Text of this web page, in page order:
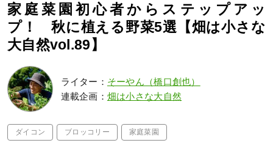
家庭菜園初心者からステップアッ
プ！ 秋に植える野菜5選【畑は小さな
大自然vol.89】
ライター： そーやん（橋口創也）
連載企画： 畑は小さな大自然
ダイコン ブロッコリー 家庭菜園